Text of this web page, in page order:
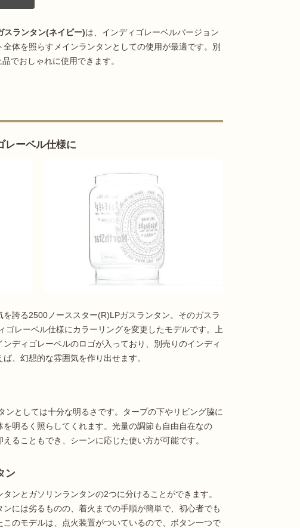
スランタン(ネイビー)は、インディゴレーベルバージョン
体を照らすメインランタンとしての使用が最適です。別
でおしゃれに使用できます。
レーベル仕様に
誇る2500ノーススター(R)LPガスランタン。そのガスラ
ゴレーベル仕様にカラーリングを変更したモデルです。上
ディゴレーベルのロゴが入っており、別売りのインディ
、幻想的な雰囲気を作り出せます。
ンとしては十分な明るさです。タープの下やリビング脇に
明るく照らしてくれます。光量の調節も自由自在なの
ることもでき、シーンに応じた使い方が可能です。
ン
ンとガソリンランタンの2つに分けることができます。
には劣るものの、着火までの手順が簡単で、初心者でも
のモデルは、点火装置がついているので、ボタン一つで